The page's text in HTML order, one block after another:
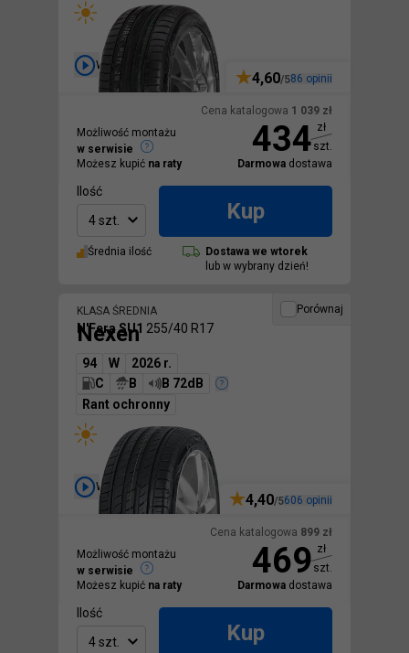
Wideo
Cena katalogowa 1 039 zł
434 zł
szt.
Darmowa dostawa
4,60/586 opinii
Możliwość montażu
w serwisie
Możesz kupić na raty
Ilość
4 szt.
Kup
Średnia ilość Dostawa we wtorek
lub w wybrany dzień!
Porównaj
Wideo
KLASA ŚREDNIA
Nexen
N'Fera SU1 255/40 R17
94 W
2026 r.
C
B
B 72dB
Rant ochronny
Cena katalogowa 899 zł
469 zł
szt.
Darmowa dostawa
4,40/5606 opinii
Możliwość montażu
w serwisie
Możesz kupić na raty
Ilość
4 szt.
Kup